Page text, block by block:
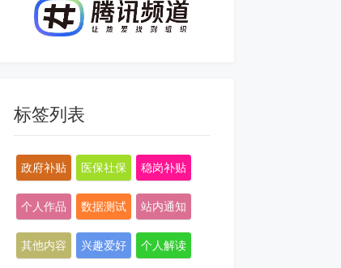
标签列表
政府补贴 医保社保 稳岗补贴
个人作品 数据测试 站内通知
其他内容 兴趣爱好 个人解读